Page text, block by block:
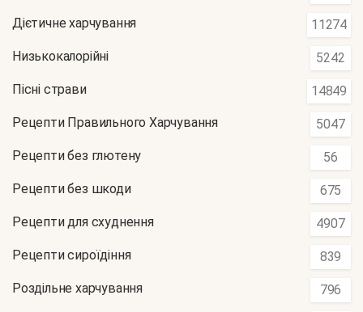
Дієтичне харчування 11274
Низькокалорійні 5242
Пісні страви 14849
Рецепти Правильного Харчування 5047
Рецепти без глютену 56
Рецепти без шкоди 675
Рецепти для схуднення 4907
Рецепти сироїдіння 839
Роздільне харчування 796